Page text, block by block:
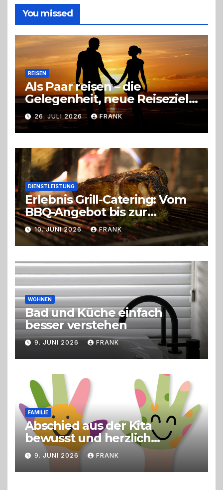
richtige
Entscheidung
You missed
REISEN
Als Paar reisen – die
Gelegenheit, neue Reiseziele
zu entdecken
26. JULI 2026 FRANK
DIENSTLEISTUNG
Erlebnis Grill-Catering: Vom
BBQ-Angebot bis zur
perfekten Eventorganisation
Trend zu Outdoor-Events,
Erlebnisgastronomie und
Live-Cooking
10. JUNI 2026 FRANK
WOHNEN
Bad und Küche einfach
besser verstehen
9. JUNI 2026 FRANK
FAMILIE
Abschied aus der Kita
bewusst und herzlich
gestalten
9. JUNI 2026 FRANK